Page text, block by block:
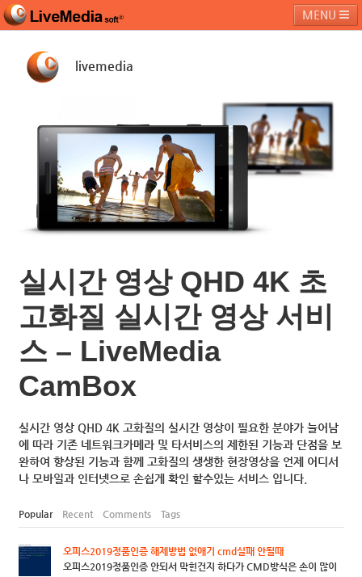
MENU
livemedia
실시간 영상 QHD 4K 초
고화질 실시간 영상 서비
스 – LiveMedia
CamBox
실시간 영상 QHD 4K 고화질의 실시간 영상이 필요한 분야가 늘어남
에 따라 기존 네트워크카메라 및 타서비스의 제한된 기능과 단점을 보
완하여 향상된 기능과 함께 고화질의 생생한 현장영상을 언제 어디서
나 모바일과 인터넷으로 손쉽게 확인 할수있는 서비스 입니다.
Popular Recent Comments Tags
오피스2019정품인증 해제방법 없애기 cmd실패 안될때
오피스2019정품인증 안되서 막힌건지 하다가 CMD방식은 손이 많이